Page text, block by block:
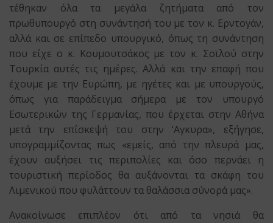
τέθηκαν όλα τα μεγάλα ζητήματα από τον
πρωθυπουργό στη συνάντησή του με τον κ. Ερντογάν,
αλλά και σε επίπεδο υπουργικό, όπως τη συνάντηση
που είχε ο κ. Κουμουτσάκος με τον κ. Σοϊλού στην
Τουρκία αυτές τις ημέρες. Αλλά και την επαφή που
έχουμε με την Ευρώπη, με ηγέτες και με υπουργούς,
όπως για παράδειγμα σήμερα με τον υπουργό
Εσωτερικών της Γερμανίας, που έρχεται στην Αθήνα
μετά την επίσκεψή του στην ‘Αγκυρα», εξήγησε,
υπογραμμίζοντας πως «εμείς, από την πλευρά μας,
έχουν αυξήσει τις περιπολίες και όσο περνάει η
τουριστική περίοδος θα αυξάνονται τα σκάφη του
Λιμενικού που φυλάττουν τα θαλάσσια σύνορά μας».
Ανακοίνωσε επιπλέον ότι από τα νησιά θα